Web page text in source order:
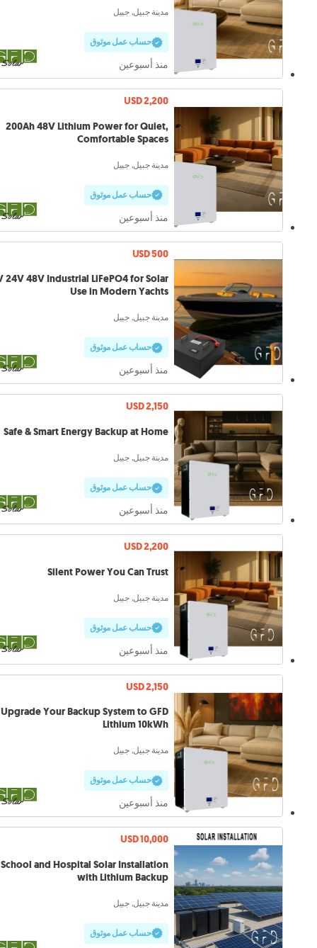
مدينة جبيل, جبيل
حساب عمل موثوق
منذ أسبوعين
USD 2,200
200Ah 48V Lithium Power for Quiet,
Comfortable Spaces
مدينة جبيل, جبيل
حساب عمل موثوق
منذ أسبوعين
USD 500
Use in Modern Yachts
مدينة جبيل, جبيل
حساب عمل موثوق
منذ أسبوعين
USD 2,150
Safe & Smart Energy Backup at Home
مدينة جبيل, جبيل
حساب عمل موثوق
منذ أسبوعين
USD 2,200
Silent Power You Can Trust
مدينة جبيل, جبيل
حساب عمل موثوق
منذ أسبوعين
USD 2,150
Upgrade Your Backup System to GFD
Lithium 10kWh
مدينة جبيل, جبيل
حساب عمل موثوق
منذ أسبوعين
USD 10,000
School and Hospital Solar Installation
with Lithium Backup
مدينة جبيل, جبيل
حساب عمل موثوق